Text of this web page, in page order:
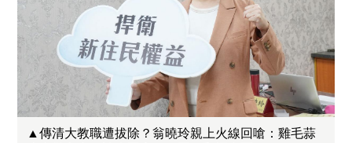
▲傳清大教職遭拔除？翁曉玲親上火線回嗆：雞毛蒜